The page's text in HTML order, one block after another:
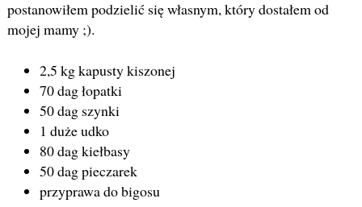
postanowiłem podzielić się własnym, który dostałem od
mojej mamy ;).
2,5 kg kapusty kiszonej
70 dag łopatki
50 dag szynki
1 duże udko
80 dag kiełbasy
50 dag pieczarek
przyprawa do bigosu